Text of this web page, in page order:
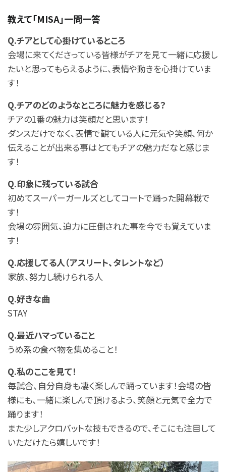
教えて「MISA」一問一答
Q.チアとして心掛けているところ
会場に来てくださっている皆様がチアを見て一緒に応援し
たいと思ってもらえるように、表情や動きを心掛けていま
す！
Q.チアのどのようなところに魅力を感じる？
チアの1番の魅力は笑顔だと思います！
ダンスだけでなく、表情で観ている人に元気や笑顔、何か
伝えることが出来る事はとてもチアの魅力だなと感じま
す！
Q.印象に残っている試合
初めてスーパーガールズとしてコートで踊った開幕戦で
す！
会場の雰囲気、迫力に圧倒された事を今でも覚えていま
す！
Q.応援してる人（アスリート、タレントなど）
家族、努力し続けられる人
Q.好きな曲
STAY
Q.最近ハマっていること
うめ系の食べ物を集めること！
Q.私のここを見て！
毎試合、自分自身も凄く楽しんで踊っています！会場の皆
様にも、一緒に楽しんで頂けるよう、笑顔と元気で全力で
踊ります！
また少しアクロバットな技もできるので、そこにも注目して
いただけたら嬉しいです！